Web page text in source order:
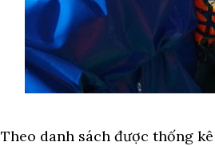
Theo danh sách được thống